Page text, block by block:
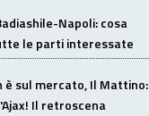
Napoli: cosa
le parti interessate
è sul mercato, Il Mattino:
Il retroscena